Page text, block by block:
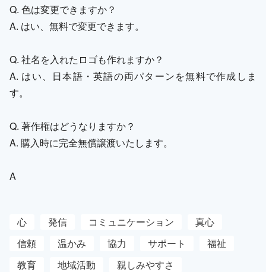
Q. 色は変更できますか？
A. はい、無料で変更できます。
Q. 社名を入れたロゴも作れますか？
A. はい、日本語・英語の両パターンを無料で作成しま
す。
Q. 著作権はどうなりますか？
A. 購入時に完全無償譲渡いたします。
A
心 発信 コミュニケーション
真心
信頼
温かみ 協力 サポート
福祉
教育
地域活動 親しみやすさ